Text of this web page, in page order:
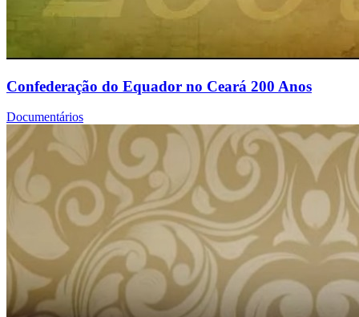
Confederação do Equador no Ceará 200 Anos
Documentários